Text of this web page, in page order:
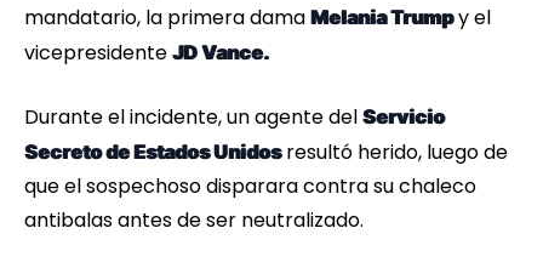
mandatario, la primera dama Melania Trumpy el
vicepresidente JD Vance.
Durante el incidente, un agente del Servicio
Secreto de Estados Unidosresultó herido, luego de
que el sospechoso disparara contra su chaleco
antibalas antes de ser neutralizado.